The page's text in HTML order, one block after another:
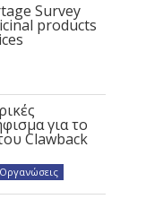
Survey
products
για το
Clawback